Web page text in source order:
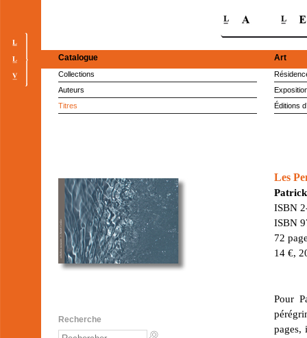
Catalogue
Collections
Auteurs
Titres
Art
Éditions
Recherche
Les
ISBN
ISBN
72
14 €,
Pour
pages,